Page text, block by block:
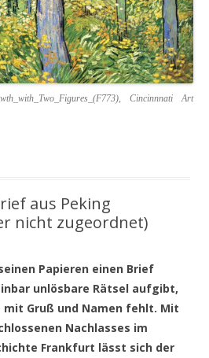
Cincinnnati Art
aus Peking
nicht zugeordnet)
Papieren einen Brief
unlösbare Rätsel aufgibt,
Gruß und Namen fehlt. Mit
Nachlasses im
Frankfurt lässt sich der